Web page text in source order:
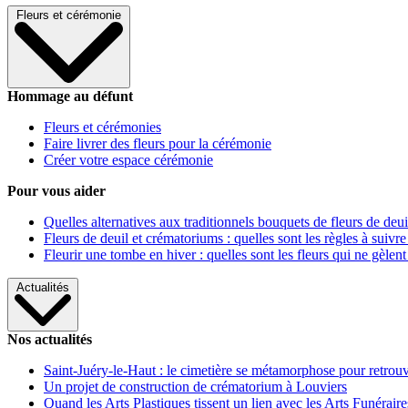
Fleurs et cérémonie
Hommage au défunt
Fleurs et cérémonies
Faire livrer des fleurs pour la cérémonie
Créer votre espace cérémonie
Pour vous aider
Quelles alternatives aux traditionnels bouquets de fleurs de
Fleurs de deuil et crématoriums : quelles sont les règles à
Fleurir une tombe en hiver : quelles sont les fleurs qui ne gèlent
Actualités
Nos actualités
Saint-Juéry-le-Haut : le cimetière se métamorphose pour
Un projet de construction de crématorium à Louviers
Quand les Arts Plastiques tissent un lien avec les Arts